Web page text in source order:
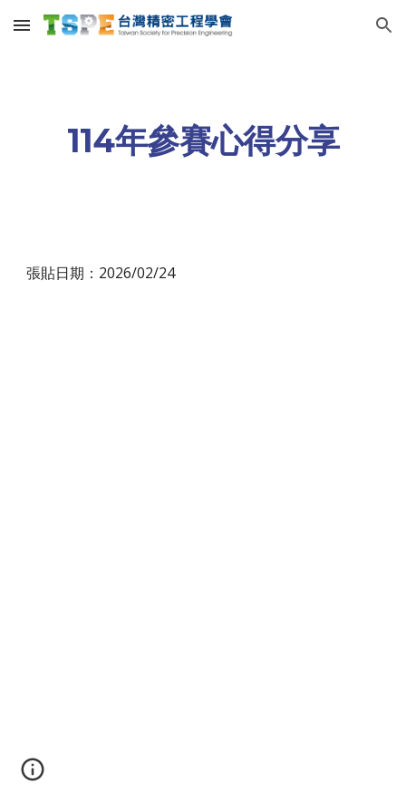
Skip to main content Skip to navigation
114年參賽心得分享
張貼日期：2026/02/24